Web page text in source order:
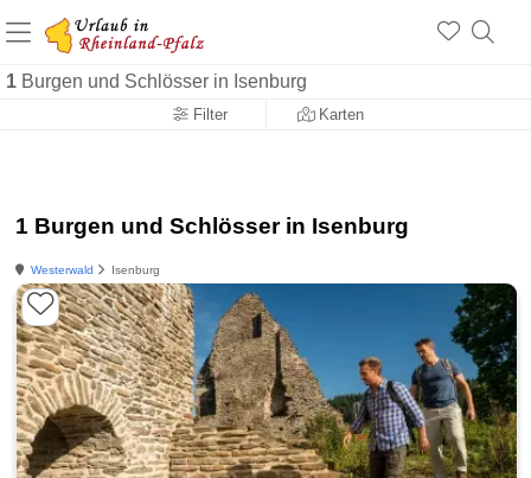
1 Burgen und Schlösser in Isenburg
Filter Karten
+1.500 Unterkünfte in Rheinland-Pfalz
+1.000 Sehenswürdigkeiten
1 Burgen und Schlösser in Isenburg
Westerwald Isenburg